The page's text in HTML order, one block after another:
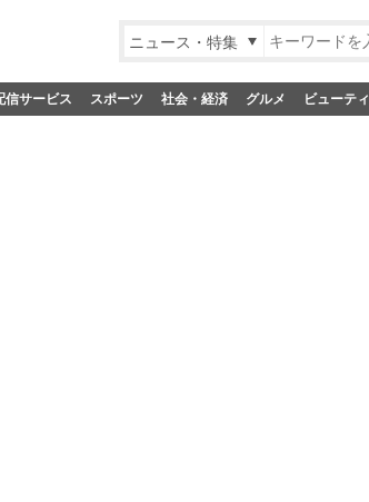
ニュース・特集
信サービス スポーツ 社会・経済 グルメ ビューティ